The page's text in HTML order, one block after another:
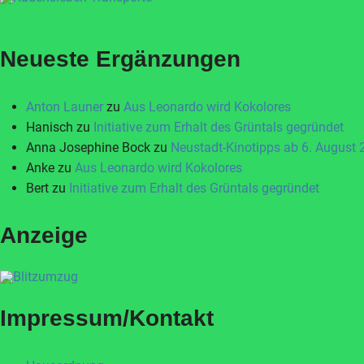
Neueste Ergänzungen
Anton Launer zu Aus Leonardo wird Kokolores
Hanisch zu Initiative zum Erhalt des Grüntals gegründet
Anna Josephine Bock zu Neustadt-Kinotipps ab 6. August
Anke zu Aus Leonardo wird Kokolores
Bert zu Initiative zum Erhalt des Grüntals gegründet
Anzeige
Impressum/Kontakt